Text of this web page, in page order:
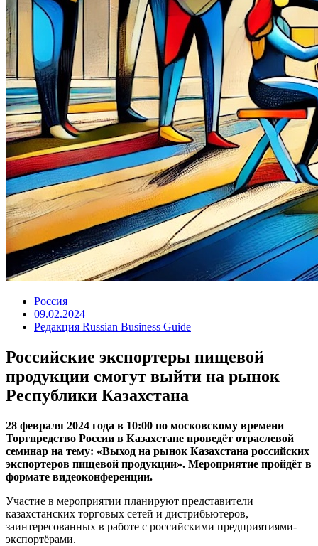
Россия
09.02.2024
Редакция Russian Business Guide
Российские экспортеры пищевой
продукции смогут выйти на рынок
Республики Казахстана
28 февраля 2024 года в 10:00 по московскому времени
Торгпредство России в Казахстане проведёт отраслевой
семинар на тему: «Выход на рынок Казахстана российских
экспортеров пищевой продукции». Мероприятие пройдёт в
формате видеоконференции.
Участие в мероприятии планируют представители
казахстанских торговых сетей и дистрибьютеров,
заинтересованных в работе с российскими предприятиями-
экспортёрами.